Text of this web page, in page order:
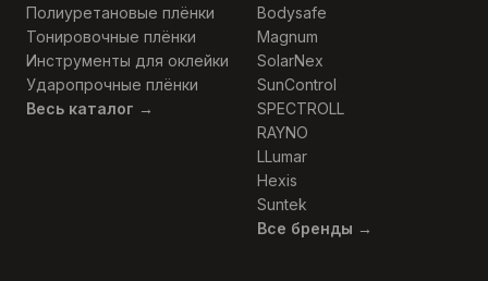
Полиуретановые плёнки
Тонировочные плёнки
Инструменты для оклейки
Ударопрочные плёнки
Весь каталог →
Bodysafe
Magnum
SolarNex
SunControl
SPECTROLL
RAYNO
LLumar
Hexis
Suntek
Все бренды →